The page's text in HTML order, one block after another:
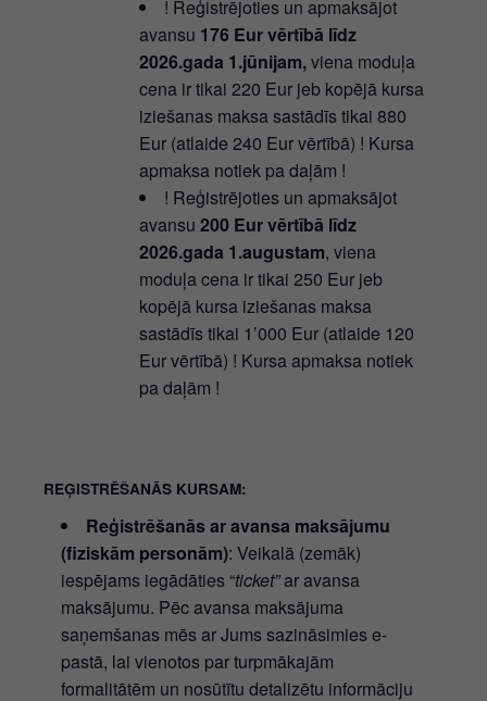
! Reģistrējoties un apmaksājot
avansu 176 Eur vērtībā līdz
2026.gada 1.jūnijam,viena moduļa
cena ir tikai 220 Eur jeb kopējā kursa
iziešanas maksa sastādīs tikai 880
Eur (atlaide 240 Eur vērtībā) ! Kursa
apmaksa notiek pa daļām !
! Reģistrējoties un apmaksājot
avansu 200 Eur vērtībā līdz
2026.gada 1.augustam, viena
moduļa cena ir tikai 250 Eur jeb
kopējā kursa iziešanas maksa
sastādīs tikai 1’000 Eur (atlaide 120
Eur vērtībā) ! Kursa apmaksa notiek
pa daļām !
REĢISTRĒŠANĀS KURSAM:
Reģistrēšanās ar avansa maksājumu
(fiziskām personām): Veikalā (zemāk)
iespējams iegādāties “ticket”ar avansa
maksājumu. Pēc avansa maksājuma
saņemšanas mēs ar Jums sazināsimies e-
pastā, lai vienotos par turpmākajām
formalitātēm un nosūtītu detalizētu informāciju